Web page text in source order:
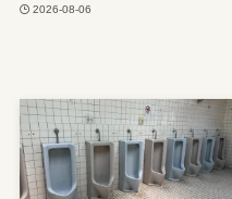
2026-08-06